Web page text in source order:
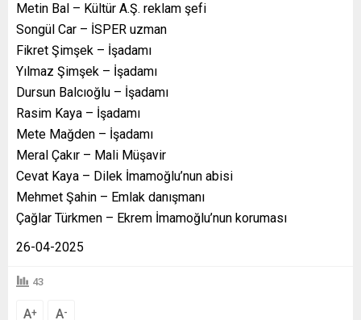
Metin Bal – Kültür A.Ş. reklam şefi
Songül Car – İSPER uzman
Fikret Şimşek – İşadamı
Yılmaz Şimşek – İşadamı
Dursun Balcıoğlu – İşadamı
Rasim Kaya – İşadamı
Mete Mağden – İşadamı
Meral Çakır – Mali Müşavir
Cevat Kaya – Dilek İmamoğlu’nun abisi
Mehmet Şahin – Emlak danışmanı
Çağlar Türkmen – Ekrem İmamoğlu’nun koruması
26-04-2025
43
A+ A-